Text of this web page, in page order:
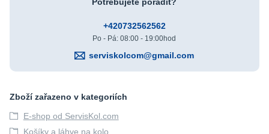
Potřebujete poradit?
+420732562562
Po - Pá: 08:00 - 19:00hod
serviskolcom@gmail.com
Zboží zařazeno v kategoriích
E-shop od ServisKol.com
Košíky a láhve na kolo